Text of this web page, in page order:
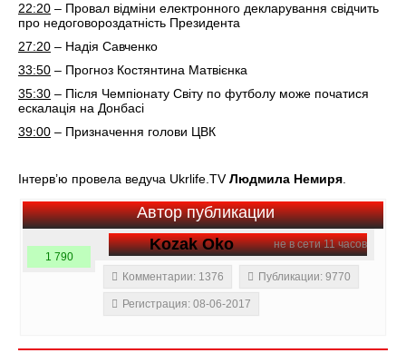
22:20 – Провал відміни електронного декларування свідчить
про недоговороздатність Президента
27:20 – Надія Савченко
33:50 – Прогноз Костянтина Матвієнка
35:30 – Після Чемпіонату Світу по футболу може початися
ескалація на Донбасі
39:00 – Призначення голови ЦВК
Інтерв’ю провела ведуча Ukrlife.TVЛюдмила Немиря.
Автор публикации
не в сети 11 часов
Kozak Oko
1 790
Комментарии: 1376
Публикации: 9770
Регистрация: 08-06-2017